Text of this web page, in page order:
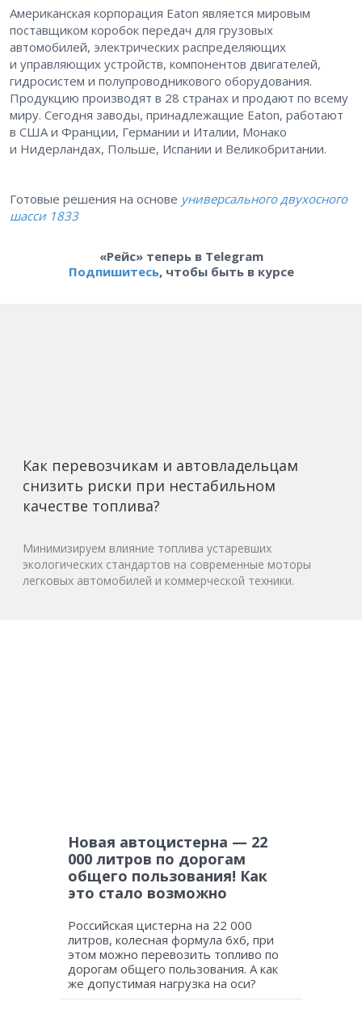
Американская корпорация Eaton является мировым
поставщиком коробок передач для грузовых
автомобилей, электрических распределяющих
и управляющих устройств, компонентов двигателей,
гидросистем и полупроводникового оборудования.
Продукцию производят в 28 странах и продают по всему
миру. Сегодня заводы, принадлежащие Eaton, работают
в США и Франции, Германии и Италии, Монако
и Нидерландах, Польше, Испании и Великобритании.
Готовые решения на основе универсального двухосного
шасси 1833
«Рейс» теперь в Telegram
Подпишитесь, чтобы быть в курсе
Как перевозчикам и автовладельцам
снизить риски при нестабильном
качестве топлива?
Минимизируем влияние топлива устаревших
экологических стандартов на современные моторы
легковых автомобилей и коммерческой техники.
Новая автоцистерна — 22
000 литров по дорогам
общего пользования! Как
это стало возможно
Российская цистерна на 22 000
литров, колесная формула 6х6, при
этом можно перевозить топливо по
дорогам общего пользования. А как
же допустимая нагрузка на оси?